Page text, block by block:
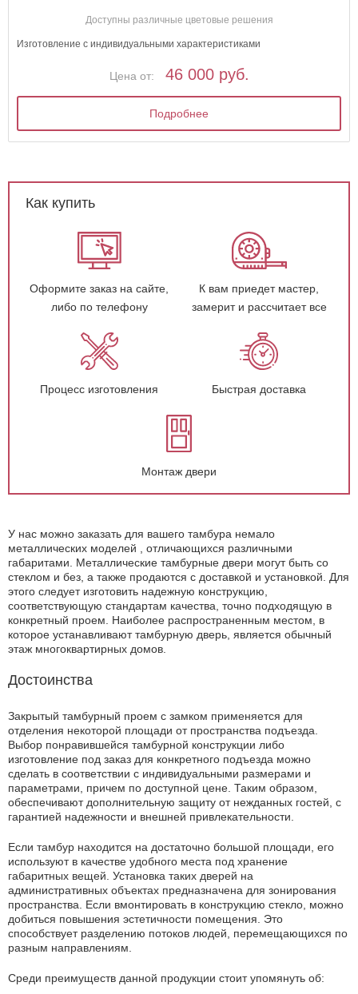
Доступны различные цветовые решения
Изготовление с индивидуальными характеристиками
Цена от: 46 000 руб.
Подробнее
Как купить
Оформите заказ на сайте,
либо по телефону
К вам приедет мастер,
замерит и рассчитает все
Процесс изготовления Быстрая доставка
Монтаж двери
У нас можно заказать для вашего тамбура немало
металлических моделей , отличающихся различными
габаритами. Металлические тамбурные двери могут быть со
стеклом и без, а также продаются с доставкой и установкой. Для
этого следует изготовить надежную конструкцию,
соответствующую стандартам качества, точно подходящую в
конкретный проем. Наиболее распространенным местом, в
которое устанавливают тамбурную дверь, является обычный
этаж многоквартирных домов.
Достоинства
Закрытый тамбурный проем с замком применяется для
отделения некоторой площади от пространства подъезда.
Выбор понравившейся тамбурной конструкции либо
изготовление под заказ для конкретного подъезда можно
сделать в соответствии с индивидуальными размерами и
параметрами, причем по доступной цене. Таким образом,
обеспечивают дополнительную защиту от нежданных гостей, с
гарантией надежности и внешней привлекательности.
Если тамбур находится на достаточно большой площади, его
используют в качестве удобного места под хранение
габаритных вещей. Установка таких дверей на
административных объектах предназначена для зонирования
пространства. Если вмонтировать в конструкцию стекло, можно
добиться повышения эстетичности помещения. Это
способствует разделению потоков людей, перемещающихся по
разным направлениям.
Среди преимуществ данной продукции стоит упомянуть об: